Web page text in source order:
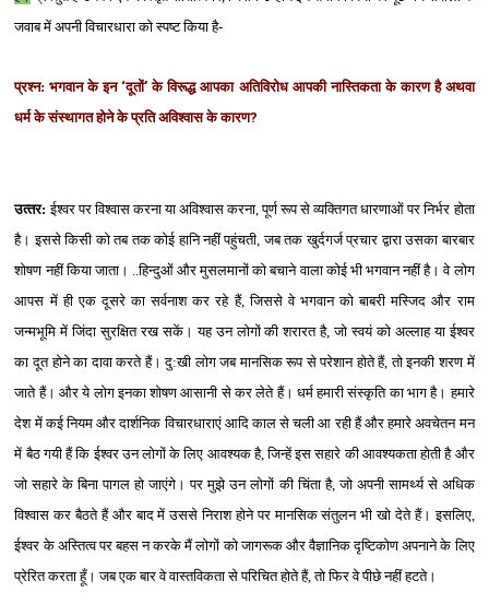
जवाब में अपनी विचारधारा को स्‍पष्‍ट किया है-
प्रश्‍न: भगवान के इन ‘दूतों’ के विरूद्ध आपका अतिविरोध आपकी नास्तिकता के कारण है अथवा
धर्म के संस्‍थागत होने के प्रति अविश्‍वास के कारण?
उत्‍तर: ईश्‍वर पर विश्‍वास करना या अविश्‍वास करना, पूर्ण रूप से व्‍यक्तिगत धारणाओं पर निर्भर होता
है। इससे किसी को तब तक कोई हानि नहीं पहुंचती, जब तक खुर्दगर्ज प्रचार द्वारा उसका बारबार
शोषण नहीं किया जाता। ..हिन्‍दुओं और मुसलमानों को बचाने वाला कोई भी भगवान नहीं है। वे लोग
आपस में ही एक दूसरे का सर्वनाश कर रहे हैं, जिससे वे भगवान को बाबरी मस्जिद और राम
जन्‍मभूमि में जिंदा सुरक्षित रख सकें। यह उन लोगों की शरारत है, जो स्‍वयं को अल्‍लाह या ईश्‍वर
का दूत होने का दावा करते हैं। दु:खी लोग जब मानसिक रूप से परेशान होते हैं, तो इनकी शरण में
जाते हैं। और ये लोग इनका शोषण आसानी से कर लेते हैं। धर्म हमारी संस्‍कृति का भाग है। हमारे
देश में कई नियम और दार्शनिक विचारधाराएं आदि काल से चली आ रही हैं और हमारे अवचेतन मन
में बैठ गयी हैं कि ईश्‍वर उन लोगों के लिए आवश्‍यक है, जिन्‍हें इस सहारे की आवश्‍यकता होती है और
जो सहारे के बिना पागल हो जाएंगे। पर मुझे उन लोगों की चिंता है, जो अपनी सामर्थ्‍य से अधिक
विश्‍वास कर बैठते हैं और बाद में उससे निराश होने पर मानसिक संतुलन भी खो देते हैं। इसलिए,
ईश्‍वर के अस्तित्‍व पर बहस न करके मैं लोगों को जागरूक और वैज्ञानिक दृष्टिकोण अपनाने के लिए
प्रेरित करता हूँ। जब एक बार वे वास्‍तविकता से परिचित होते हैं, तो फिर वे पीछे नहीं हटते।